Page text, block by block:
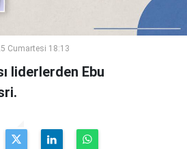
Cumartesi 18:13
liderlerden Ebu